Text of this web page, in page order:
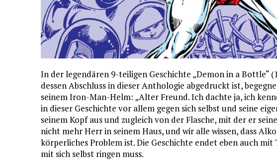
In der legendären 9-teiligen Geschichte „Demon in a Bottle“
dessen Abschluss in dieser Anthologie abgedruckt ist,
seinem Iron-Man-Helm: „Alter Freund. Ich dachte ja, ich
in dieser Geschichte vor allem gegen sich selbst und seine
seinem Kopf aus und zugleich von der Flasche, mit der er
nicht mehr Herr in seinem Haus, und wir alle wissen, dass
körperliches Problem ist. Die Geschichte endet eben auch
mit sich selbst ringen muss.